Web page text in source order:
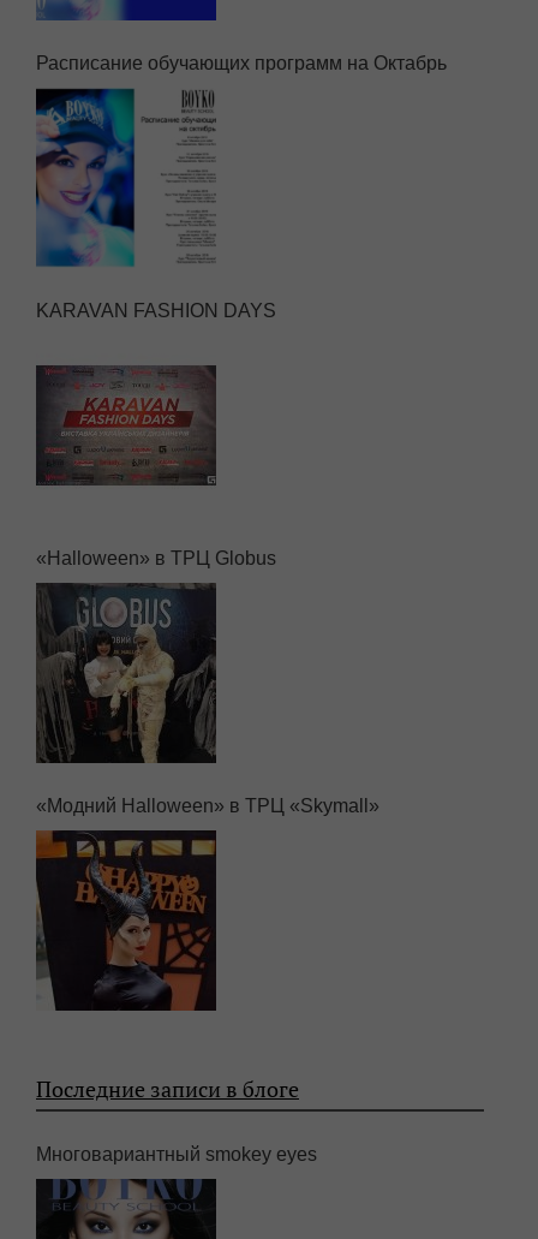
Расписание обучающих программ на Октабрь
KARAVAN FASHION DAYS
«Halloween» в ТРЦ Globus
«Модний Halloween» в ТРЦ «Skymall»
Последние записи в блоге
Многовариантный smokey eyes